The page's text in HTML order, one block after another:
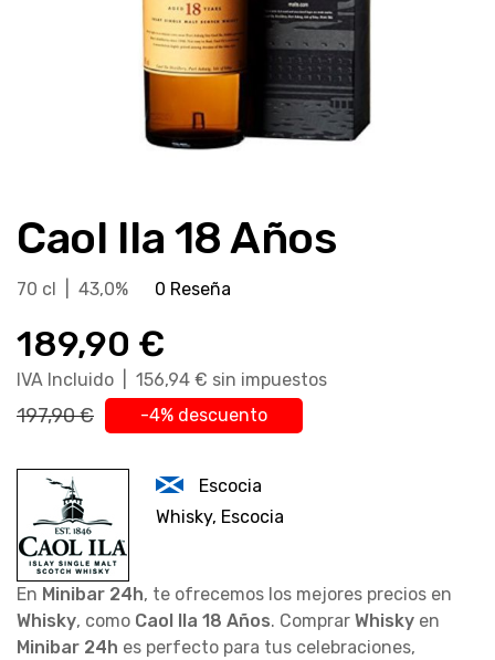
comienzo
de
la
de
imágenes
Caol Ila 18 Años
70 cl | 43,0% 0 Reseña
189,90 €
IVA Incluido | 156,94 € sin impuestos
197,90 € -4% descuento
Escocia
Whisky, Escocia
En Minibar 24h, te ofrecemos los mejores precios en
Whisky, como Caol Ila 18 Años. Comprar Whisky en
Minibar 24h es perfecto para tus celebraciones,